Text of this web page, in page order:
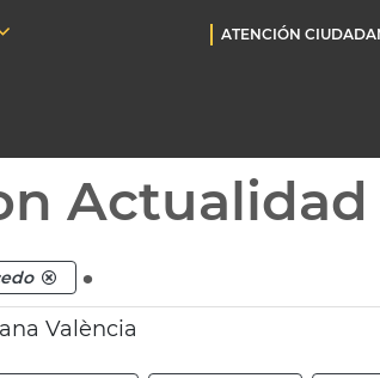
ATENCIÓN
Actualidad
.
València